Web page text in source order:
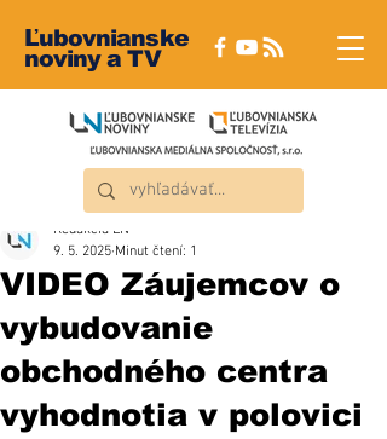
Ľubovnianske
noviny a TV
VIDEO Záujemcov o
vybudovanie
obchodného centra
vyhodnotia v polovici
Redakcia ĽN
9. 5. 2025 Minut čtení: 1